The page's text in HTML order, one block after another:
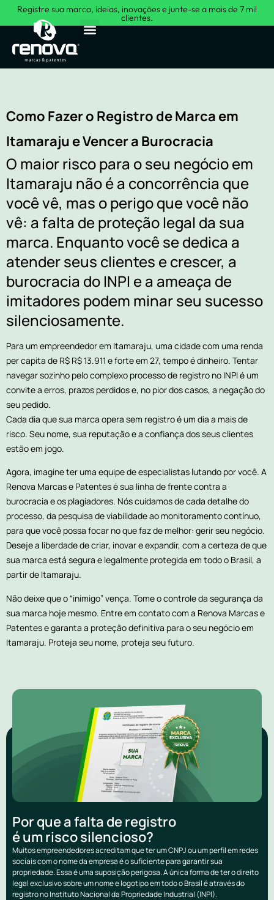
Registre sua marca, ideias, inovações e junte-se a mais de 7 mil
clientes.
Como Fazer o Registro de Marca em
Itamaraju e Vencer a Burocracia
O maior risco para o seu negócio em
Itamaraju não é a concorrência que
você vê, mas o perigo que você não
vê: a falta de proteção legal da sua
marca. Enquanto você se dedica a
atender seus clientes e crescer, a
burocracia do INPI e a ameaça de
imitadores podem minar seu sucesso
silenciosamente.
Para um empreendedor em Itamaraju, uma cidade com uma renda
per capita de R$ R$ 13.911 e forte em 27, tempo é dinheiro. Tentar
navegar sozinho pelo complexo processo de registro no INPI é um
convite a erros, prazos perdidos e, no pior dos casos, a negação do
seu pedido.
Cada dia que sua marca opera sem registro é um dia a mais de
risco. Seu nome, sua reputação e a confiança dos seus clientes
estão em jogo.
Agora, imagine ter uma equipe de especialistas lutando por você. A
Renova Marcas e Patentes é sua linha de frente contra a
burocracia e os plagiadores. Nós cuidamos de cada detalhe do
processo, da pesquisa de viabilidade ao monitoramento contínuo,
para que você possa focar no que faz de melhor: gerir seu negócio.
Deseje a liberdade de criar, inovar e expandir, com a certeza de que
sua marca está segura e legalmente protegida em todo o Brasil, a
partir de Itamaraju.
Não deixe que o “inimigo” vença. Tome o controle da segurança da
sua marca hoje mesmo. Entre em contato com a Renova Marcas e
Patentes e garanta a proteção definitiva para o seu negócio em
Itamaraju. Proteja seu nome, proteja seu futuro.
Por que a falta de registro
é um risco silencioso?
Muitos empreendedores acreditam que ter um CNPJ ou um perfil em redes
sociais com o nome da empresa é o suficiente para garantir sua
propriedade. Essa é uma suposição perigosa. A única forma de ter o direito
legal exclusivo sobre um nome e logotipo em todo o Brasil é através do
registro no Instituto Nacional da Propriedade Industrial (INPI).